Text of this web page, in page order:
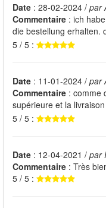
Date : 28-02-2024 / par
Commentaire : ich
die bestellung erhalten.
5 / 5 :
Date : 11-01-2024 / par
Commentaire : comme
supérieure et la
5 / 5 :
Date : 12-04-2021 / par
Commentaire : Très
5 / 5 :